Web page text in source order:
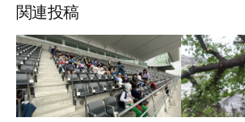
ア
ク
マ
ー
ク
に
関連投稿